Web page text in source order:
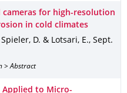
for high-resolution
in cold climates
D. & Lotsari, E., Sept.
> Abstract
Applied to Micro-